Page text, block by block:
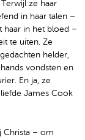
ze haar
in haar talen –
haar in het bloed –
te uiten. Ze
helder,
vondsten en
En ja, ze
James Cook
Christa – om